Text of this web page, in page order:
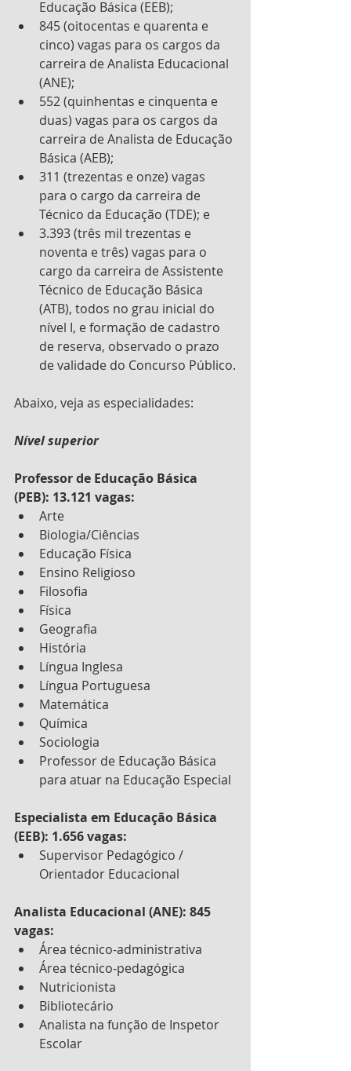
Educação Básica (EEB);
845 (oitocentas e quarenta e
cinco) vagas para os cargos da
carreira de Analista Educacional
(ANE);
552 (quinhentas e cinquenta e
duas) vagas para os cargos da
carreira de Analista de Educação
Básica (AEB);
311 (trezentas e onze) vagas
para o cargo da carreira de
Técnico da Educação (TDE); e
3.393 (três mil trezentas e
noventa e três) vagas para o
cargo da carreira de Assistente
Técnico de Educação Básica
(ATB), todos no grau inicial do
nível I, e formação de cadastro
de reserva, observado o prazo
de validade do Concurso Público.
Abaixo, veja as especialidades:
Nível superior
Professor de Educação Básica
(PEB): 13.121 vagas:
Arte
Biologia/Ciências
Educação Física
Ensino Religioso
Filosofia
Física
Geografia
História
Língua Inglesa
Língua Portuguesa
Matemática
Química
Sociologia
Professor de Educação Básica
para atuar na Educação Especial
Especialista em Educação Básica
(EEB): 1.656 vagas:
Supervisor Pedagógico /
Orientador Educacional
Analista Educacional (ANE): 845
vagas:
Área técnico-administrativa
Área técnico-pedagógica
Nutricionista
Bibliotecário
Analista na função de Inspetor
Escolar